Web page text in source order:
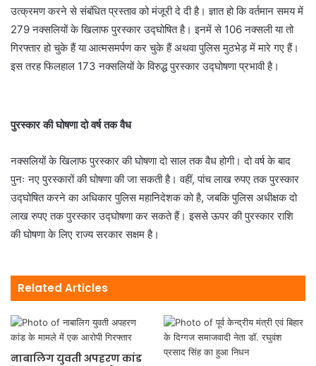
उत्क्रमण करने से संबंधित प्रस्ताव को मंजूरी दे दी है। ज्ञात हो कि वर्तमान समय में
279 नक्सलियों के खिलाफ पुरस्कार उद्घोषित है। इनमें से 106 नक्सली या तो
गिरफ्तार हो चुके हैं या आत्मसमर्पण कर चुके हैं अथवा पुलिस मुठभेड़ में मारे गए हैं।
इस तरह फिलहाल 173 नक्सलियों के विरुद्ध पुरस्कार उद्घोषणा प्रभावी है।
पुरस्कार की घोषणा दो वर्ष तक वैध
नक्सलियों के खिलाफ पुरस्कार की घोषणा दो साल तक वैध होगी। दो वर्ष के बाद
पुनः नए पुरस्कारों की घोषणा की जा सकती है। वहीं, पांच लाख रुपए तक पुरस्कार
उद्घोषित करने का अधिकार पुलिस महानिदेशक को है, जबकि पुलिस अधीक्षक दो
लाख रुपए तक पुरस्कार उद्घोषणा कर सकते हैं। इससे ऊपर की पुरस्कार राशि
की घोषणा के लिए राज्य सरकार सक्षम है।
Related Articles
नाबालिग युवती अपहरण कांड